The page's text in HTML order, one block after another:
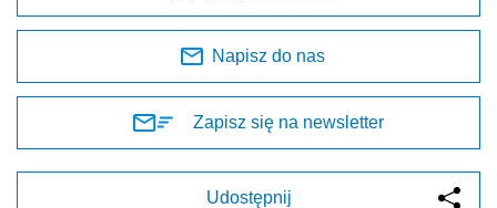
Napisz do nas
Zapisz się na newsletter
Udostępnij